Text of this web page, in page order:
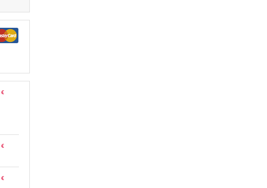
€
€
€